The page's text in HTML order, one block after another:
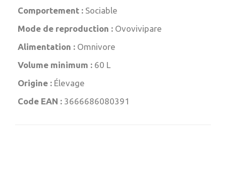
Comportement : Sociable
Mode de reproduction : Ovovivipare
Alimentation : Omnivore
Volume minimum : 60 L
Origine : Élevage
Code EAN : 3666686080391